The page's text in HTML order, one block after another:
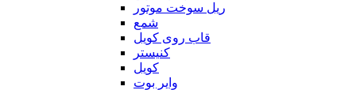
ریل سوخت موتور
شمع
قاب روی کویل
کنیستر
کویل
وایر بوت